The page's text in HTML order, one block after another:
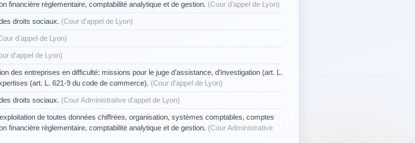
financière règlementaire, comptabilité analytique et de gestion. (Cour d'appel de Lyon)
droits sociaux. (Cour d'appel de Lyon)
d'appel de Lyon)
d'appel de Lyon)
des entreprises en difficulté: missions pour le juge d’assistance, d’investigation (art. L.
(art. L. 621-9 du code de commerce). (Cour d'appel de Lyon)
droits sociaux. (Cour Administrative d'appel de Lyon)
de toutes données chiffrées, organisation, systèmes comptables, comptes
financière règlementaire, comptabilité analytique et de gestion. (Cour Administrative